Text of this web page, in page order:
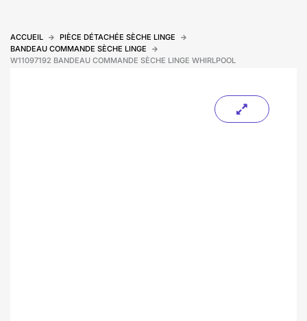
ACCUEIL
PIÈCE DÉTACHÉE SÈCHE LINGE
BANDEAU COMMANDE SÈCHE LINGE
W11097192 BANDEAU COMMANDE SÈCHE LINGE WHIRLPOOL